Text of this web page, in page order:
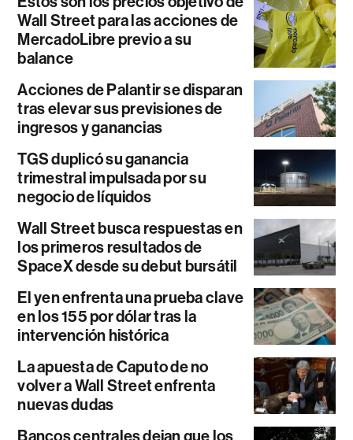
Wall Street para las acciones de
MercadoLibre previo a su
balance
Acciones de Palantir se disparan
tras elevar sus previsiones de
ingresos y ganancias
TGS duplicó su ganancia
trimestral impulsada por su
negocio de líquidos
Wall Street busca respuestas en
los primeros resultados de
SpaceX desde su debut bursátil
El yen enfrenta una prueba clave
en los 155 por dólar tras la
intervención histórica
La apuesta de Caputo de no
volver a Wall Street enfrenta
nuevas dudas